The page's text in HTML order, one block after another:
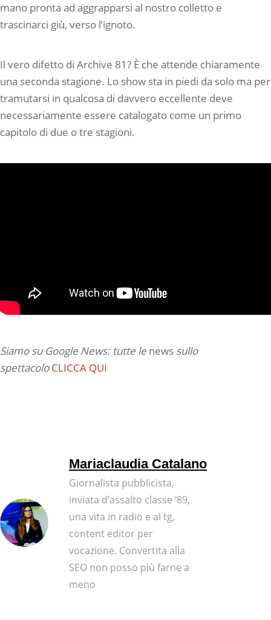
mano pronta ad aggrapparsi al nostro colletto e
trascinarci giù, verso l’ignoto.
Il vero difetto di Archive 81? È che attende chiaramente
una seconda stagione. Lo show sta in piedi da solo ma per
tramutarsi in qualcosa di davvero eccellente deve
necessariamente essere catalogato come un primo
capitolo di due o tre stagioni.
Siamo su Google News: tutte le news sullo
spettacoloCLICCA QUI
Mariaclaudia Catalano
Giornalista pubblicista,
inviata d’assalto classe ‘89,
una vita in radio e al tg,
content editor per
vocazione. Convertita alla
SEO non posso più farne a
meno